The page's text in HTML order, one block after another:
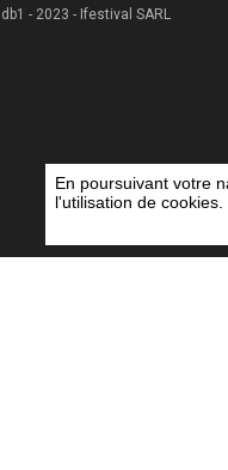
- 2023 - Ifestival SARL
En poursuivant votre
l'utilisation de cookies.